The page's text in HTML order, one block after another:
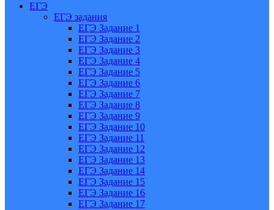
ЕГЭ
ЕГЭ задания
ЕГЭ Задание 1
ЕГЭ Задание 2
ЕГЭ Задание 3
ЕГЭ Задание 4
ЕГЭ Задание 5
ЕГЭ Задание 6
ЕГЭ Задание 7
ЕГЭ Задание 8
ЕГЭ Задание 9
ЕГЭ Задание 10
ЕГЭ Задание 11
ЕГЭ Задание 12
ЕГЭ Задание 13
ЕГЭ Задание 14
ЕГЭ Задание 15
ЕГЭ Задание 16
ЕГЭ Задание 17